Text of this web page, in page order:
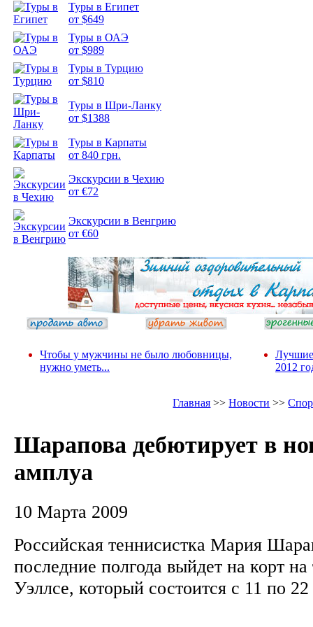
Туры в Египет
от $649
Туры в ОАЭ
от $989
Туры в Турцию
от $810
Туры в Шри-Ланку
от $1388
Туры в Карпаты
от 840 грн.
Экскурсии в Чехию
от €72
Экскурсии в Венгрию
от €60
Чтобы у мужчины не было любовницы,
нужно уметь...
Лучшие
2012
Главная >>Новости >>
Шарапова дебютирует в
амплуа
10 Марта 2009
Российская теннисистка Мария
последние полгода выйдет на корт
Уэллсе, который состоится с 11 по